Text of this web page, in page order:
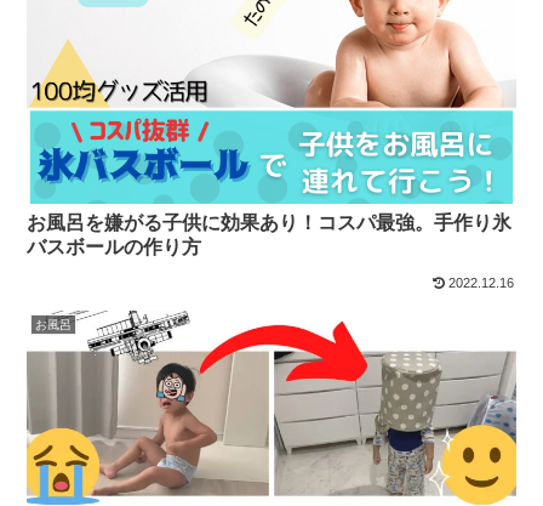
お風呂を嫌がる子供に効果あり！コスパ最強。手作り氷
バスボールの作り方
2022.12.16
お風呂